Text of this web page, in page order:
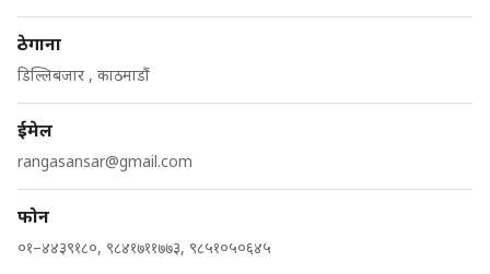
ठेगाना
डिल्लिबजार , काठमाडौं
ईमेल
rangasansar@gmail.com
फोन
०१–४४३९१८०, ९८४१७११७७३, ९८५१०५०६४५